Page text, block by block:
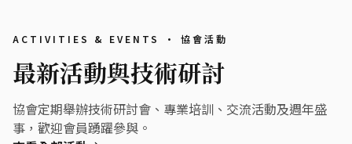
ACTIVITIES & EVENTS · 協會活動
最新活動與技術研討
協會定期舉辦技術研討會、專業培訓、交流活動及週年盛
事，歡迎會員踴躍參與。